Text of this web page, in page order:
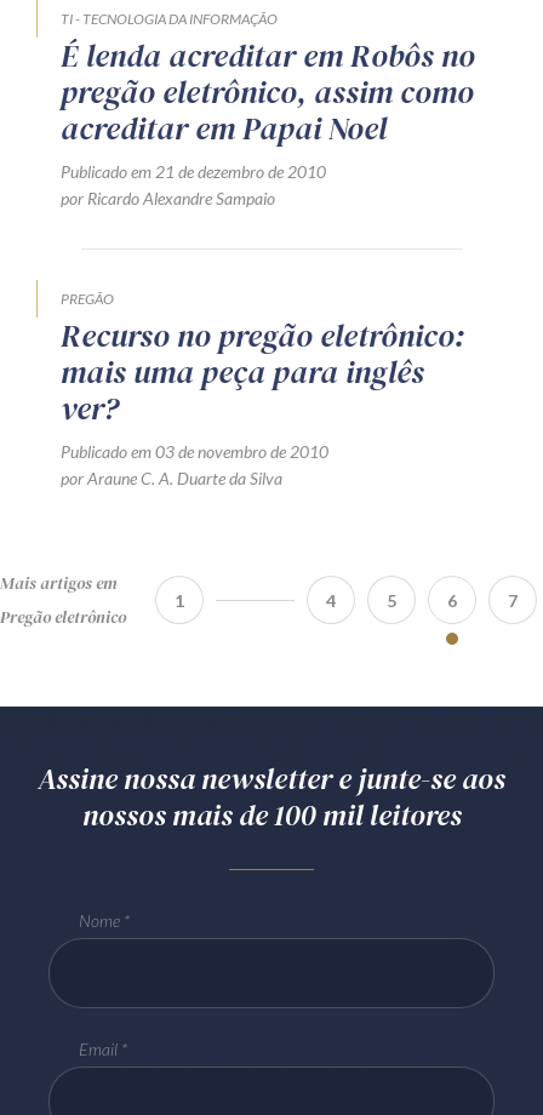
TI - TECNOLOGIA DA INFORMAÇÃO
É lenda acreditar em Robôs no
pregão eletrônico, assim como
acreditar em Papai Noel
Publicado em 21 de dezembro de 2010
por Ricardo Alexandre Sampaio
PREGÃO
Recurso no pregão eletrônico:
mais uma peça para inglês
ver?
Publicado em 03 de novembro de 2010
por Araune C. A. Duarte da Silva
Mais artigos em
Pregão eletrônico
1 4 5 6 7
Assine nossa newsletter e junte-se aos
nossos mais de 100 mil leitores
Nome
Email